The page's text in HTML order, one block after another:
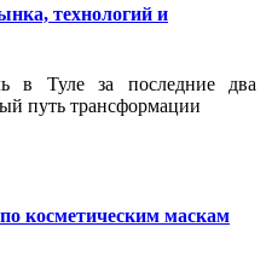
технологий и
в Туле за последние два
путь трансформации
косметическим маскам